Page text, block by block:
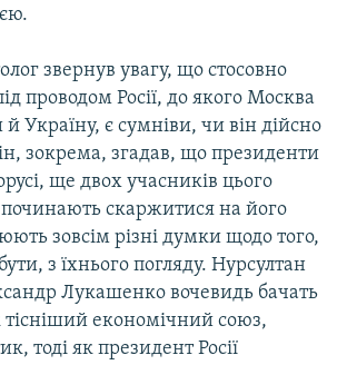
звернув увагу, що стосовно
проводом Росії, до якого Москва
Україну, є сумніви, чи він дійсно
зокрема, згадав, що президенти
ще двох учасників цього
скаржитися на його
зовсім різні думки щодо того,
з їхнього погляду. Нурсултан
Лукашенко вочевидь бачать
економічний союз,
тоді як президент Росії